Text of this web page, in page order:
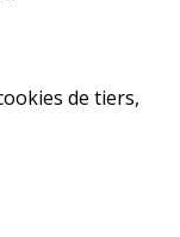
de tiers,